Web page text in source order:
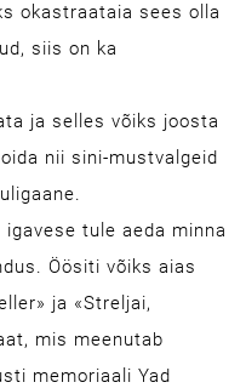
okastraataia sees olla
siis on ka
ja selles võiks joosta
nii sini-mustvalgeid
tule aeda minna
Öösiti võiks aias
ja «Streljai,
mis meenutab
memoriaali Yad